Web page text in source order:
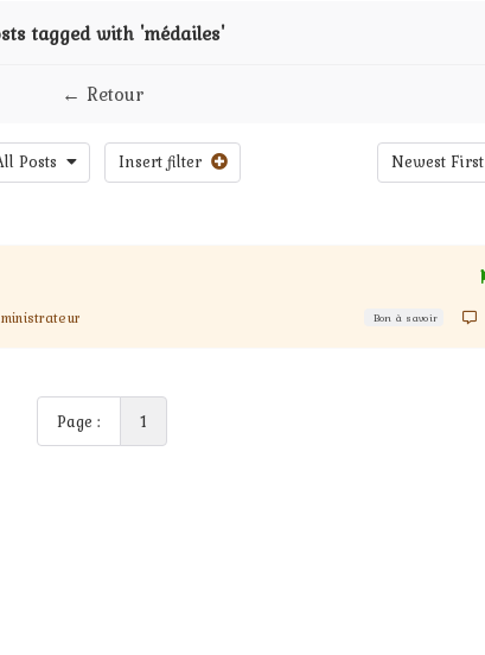
tagged with 'médailes'
← Retour
Posts Insert filter Newest First
Bon à savoir
Page : 1